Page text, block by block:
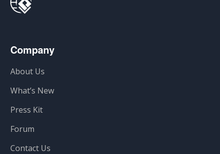
Company
About Us
What’s New
Press Kit
Forum
Contact Us